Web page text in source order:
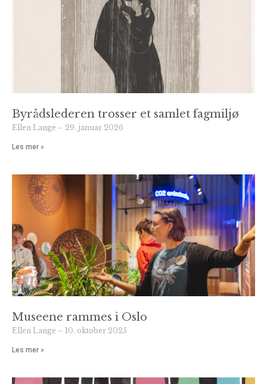
Byrådslederen trosser et samlet fagmiljø
Ellen Lange 29. januar 2026
Les mer »
Museene rammes i Oslo
Ellen Lange 10. oktober 2025
Les mer »